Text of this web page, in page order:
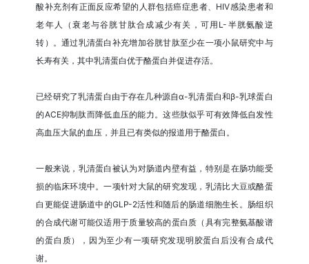
酸补充剂有正面反应希望的人群包括癌症患者、HIV感染患者和
老年人（衰老与谷胱甘肽合成减少有关，可用L-半胱氨酸逆
转）。通过乳清蛋白补充增加谷胱甘肽至少在一项小鼠研究中与
长寿有关，其中乳清蛋白优于酪蛋白并促进存活。
已经研究了乳清蛋白由于存在几种源自α-乳清蛋白和β-乳球蛋白
的ACE抑制肽而降低血压的能力。这些肽似乎可有效降低自发性
高血压大鼠的血压，并且已有类似的报道用于酪蛋白。
一般来说，乳清蛋白被认为对肠道内壁有益，特别是在肠功能受
损的临床环境中。一项针对大鼠的研究发现，乳清比大豆或酪蛋
白更能促进肠道中的GLP-2活性和随后的肠道细胞生长。肠组织
的合成代谢可能仅适用于质量较高的蛋白质（具有完整氨基酸谱
的蛋白质），因为至少有一项研究发现明胶蛋白后没有合成代
谢。